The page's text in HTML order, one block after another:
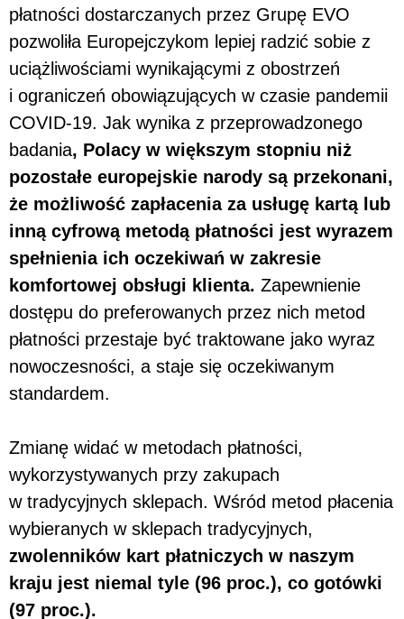
płatności dostarczanych przez Grupę EVO
pozwoliła Europejczykom lepiej radzić sobie z
uciążliwościami wynikającymi z obostrzeń
i ograniczeń obowiązujących w czasie pandemii
COVID-19. Jak wynika z przeprowadzonego
badania, Polacy w większym stopniu niż
pozostałe europejskie narody są przekonani,
że możliwość zapłacenia za usługę kartą lub
inną cyfrową metodą płatności jest wyrazem
spełnienia ich oczekiwań w zakresie
komfortowej obsługi klienta. Zapewnienie
dostępu do preferowanych przez nich metod
płatności przestaje być traktowane jako wyraz
nowoczesności, a staje się oczekiwanym
standardem.
Zmianę widać w metodach płatności,
wykorzystywanych przy zakupach
w tradycyjnych sklepach. Wśród metod płacenia
wybieranych w sklepach tradycyjnych,
zwolenników kart płatniczych w naszym
kraju jest niemal tyle (96 proc.), co gotówki
(97 proc.).